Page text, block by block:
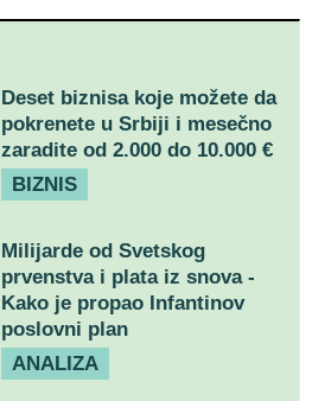
Deset biznisa koje možete da
pokrenete u Srbiji i mesečno
zaradite od 2.000 do 10.000 €
BIZNIS
Milijarde od Svetskog
prvenstva i plata iz snova -
Kako je propao Infantinov
poslovni plan
ANALIZA